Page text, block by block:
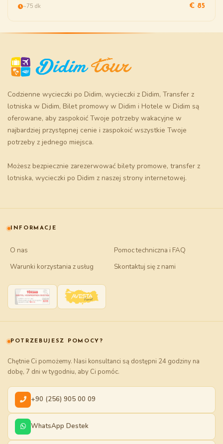
~75 dk € 85
Codzienne wycieczki po Didim, wycieczki z Didim, Transfer z
lotniska w Didim, Bilet promowy w Didim i Hotele w Didim są
oferowane, aby zaspokoić Twoje potrzeby wakacyjne w
najbardziej przystępnej cenie i zaspokoić wszystkie Twoje
potrzeby z jednego miejsca.
Możesz bezpiecznie zarezerwować bilety promowe, transfer z
lotniska, wycieczki po Didim z naszej strony internetowej.
INFORMACJE
O nas
Pomoc techniczna i FAQ
Warunki korzystania z usług
Skontaktuj się z nami
POTRZEBUJESZ POMOCY?
Chętnie Ci pomożemy. Nasi konsultanci są dostępni 24 godziny na
dobę, 7 dni w tygodniu, aby Ci pomóc.
+90 (256) 905 00 09
WhatsApp Destek